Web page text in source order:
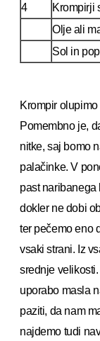
4
Krompirji
Olje ali
Sol in
Krompir
Pomembno je,
nitke, saj bomo
palačinke. V
past naribanega
dokler ne dobi
ter pečemo eno
vsaki strani. Iz
srednje
uporabo masla
paziti, da nam
najdemo tudi